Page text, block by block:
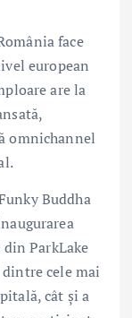
face
european
are la
omnichannel
Buddha
ParkLake
cele mai
cât și a